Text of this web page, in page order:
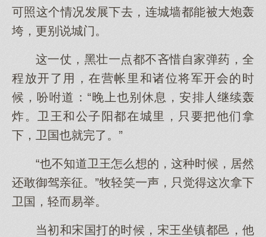
可照这个情况发展下去，连城墙都能被大炮轰
垮，更别说城门。
这一仗，黑壮一点都不吝惜自家弹药，全
程放开了用，在营帐里和诸位将军开会的时
候，吩咐道：“晚上也别休息，安排人继续轰
炸。卫王和公子阳都在城里，只要把他们拿
下，卫国也就完了。”
“也不知道卫王怎么想的，这种时候，居然
还敢御驾亲征。”牧轻笑一声，只觉得这次拿下
卫国，轻而易举。
当初和宋国打的时候，宋王坐镇都邑，他